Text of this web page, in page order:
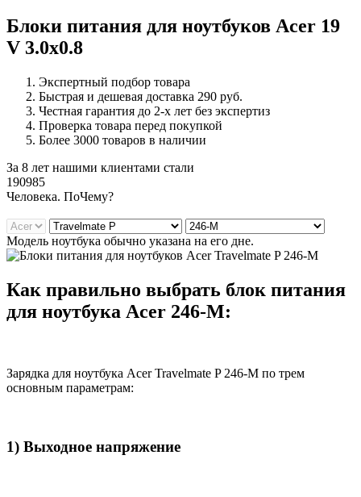
Блоки питания для ноутбуков Acer 19
V 3.0x0.8
Экспертный подбор товара
Быстрая и дешевая доставка 290 руб.
Честная гарантия до 2-х лет без экспертиз
Проверка товара перед покупкой
Более 3000 товаров в наличии
За 8 лет нашими клиентами стали
190985
Человека. ПоЧему?
Модель ноутбука обычно указана на его дне.
Как правильно выбрать блок питания
для ноутбука Acer 246-M:
Зарядка для ноутбука Acer Travelmate P 246-M по трем
основным параметрам:
1) Выходное напряжение